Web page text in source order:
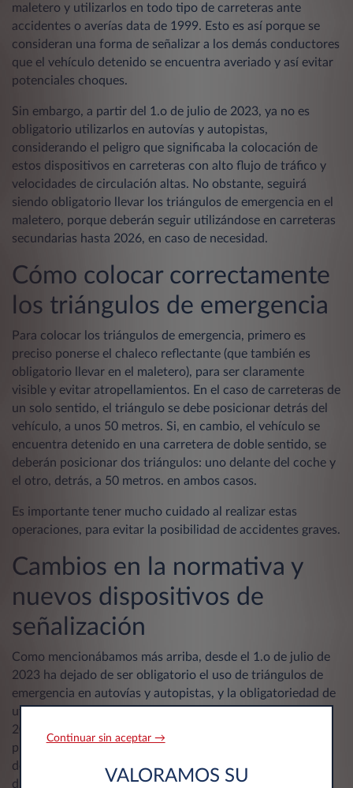
maletero y utilizarlos en todo tipo de carreteras ante
accidentes o averías data de 1999. Esto es así porque se
consideran una forma de señalizar a los demás conductores
que el vehículo detenido se encuentra averiado y así evitar
potenciales choques.
Sin embargo, a partir del 1.o de julio de 2023, ya no es
obligatorio utilizarlos en autovías y autopistas,
considerando el peligro que significaba la colocación de
estos dispositivos en carreteras con alto flujo de tráfico y
velocidades de circulación altas. No obstante, seguirá
siendo obligatorio llevar los triángulos de emergencia en el
maletero, porque deberán seguir utilizándose en carreteras
secundarias hasta 2026, en caso de necesidad.
Cómo colocar correctamente
los triángulos de emergencia
Para colocar los triángulos de emergencia, primero es
preciso ponerse el chaleco reflectante (que también es
obligatorio llevar en el maletero), para ser claramente
visible y evitar atropellamientos. En el caso de carreteras de
un solo sentido, el triángulo se debe posicionar detrás del
vehículo, a unos 50 metros. Si, en cambio, el vehículo se
encuentra detenido en una carretera de doble sentido, se
deberán posicionar dos triángulos: uno delante del coche y
el otro, detrás, a 50 metros. en ambos casos.
Es importante tener mucho cuidado al realizar estas
operaciones, para evitar la posibilidad de accidentes graves.
Cambios en la normativa y
nuevos dispositivos de
señalización
Como mencionábamos más arriba, desde el 1.o de julio de
2023 ha dejado de ser obligatorio el uso de triángulos de
emergencia en autovías y autopistas, y la obligatoriedad de
utilizarlos en carreteras secundarias decaerá a partir de
2026. No obstante, seguirá siendo necesario señalizar la
presencia de un vehículo detenido a causa de una avería o
de un accidente. Por eso ya están disponibles los nuevos
dispositivos que reemplazarán a los triángulos de
Continuar sin aceptar →
VALORAMOS SU